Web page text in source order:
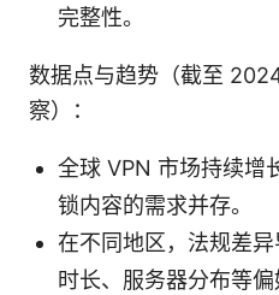
完整性。
数据点与趋势（截至
察）：
全球 VPN 市场持续增
锁内容的需求并存。
在不同地区，法规差
时长、服务器分布等偏